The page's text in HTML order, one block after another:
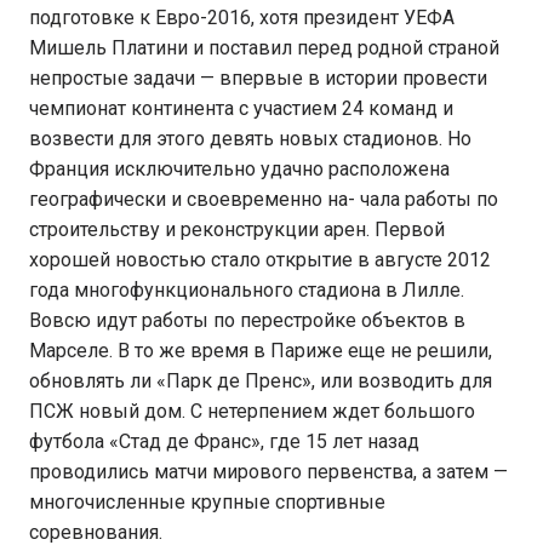
подготовке к Евро-2016, хотя президент УЕФА
Мишель Платини и поставил перед родной страной
непростые задачи — впервые в истории провести
чемпионат континента с участием 24 команд и
возвести для этого девять новых стадионов. Но
Франция исключительно удачно расположена
географически и своевременно на- чала работы по
строительству и реконструкции арен. Первой
хорошей новостью стало открытие в августе 2012
года многофункционального стадиона в Лилле.
Вовсю идут работы по перестройке объектов в
Марселе. В то же время в Париже еще не решили,
обновлять ли «Парк де Пренс», или возводить для
ПСЖ новый дом. С нетерпением ждет большого
футбола «Стад де Франс», где 15 лет назад
проводились матчи мирового первенства, а затем —
многочисленные крупные спортивные
соревнования.